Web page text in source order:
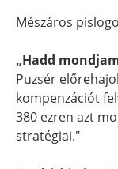
Mészáros
„Hadd
Puzsér
kompenzációt
380 ezren azt
stratégiai."